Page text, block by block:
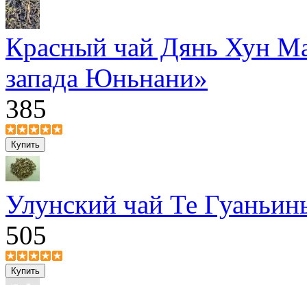
Красный чай Дянь Хун
запада Юньнани»
385
Улунский чай Те
505